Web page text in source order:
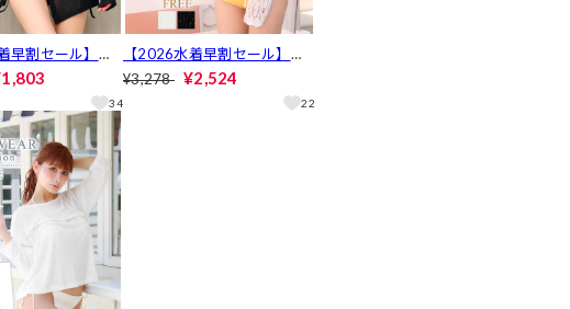
早割セール】サ
シアー長袖トッ
beach/2026ビ34
【2026水着早割セール】フ
ロントリボンボレロカーディ
ガン【dazzy beach/2026ビ
¥3,278 ¥2,524
22